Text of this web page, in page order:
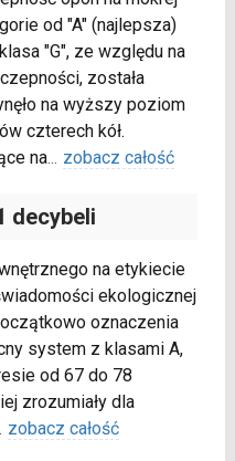
od "A" (najlepsza)
"G", ze względu na
została
na wyższy poziom
czterech kół.
na... zobacz całość
decybeli
na etykiecie
ekologicznej
oznaczenia
system z klasami A,
od 67 do 78
zrozumiały dla
zobacz całość